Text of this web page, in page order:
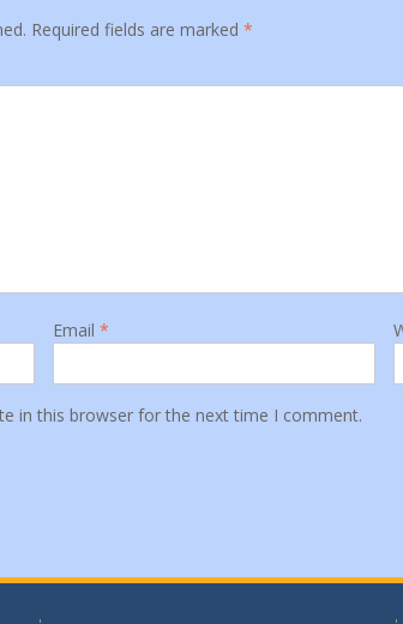
Required fields are marked *
Email *
in this browser for the next time I comment.